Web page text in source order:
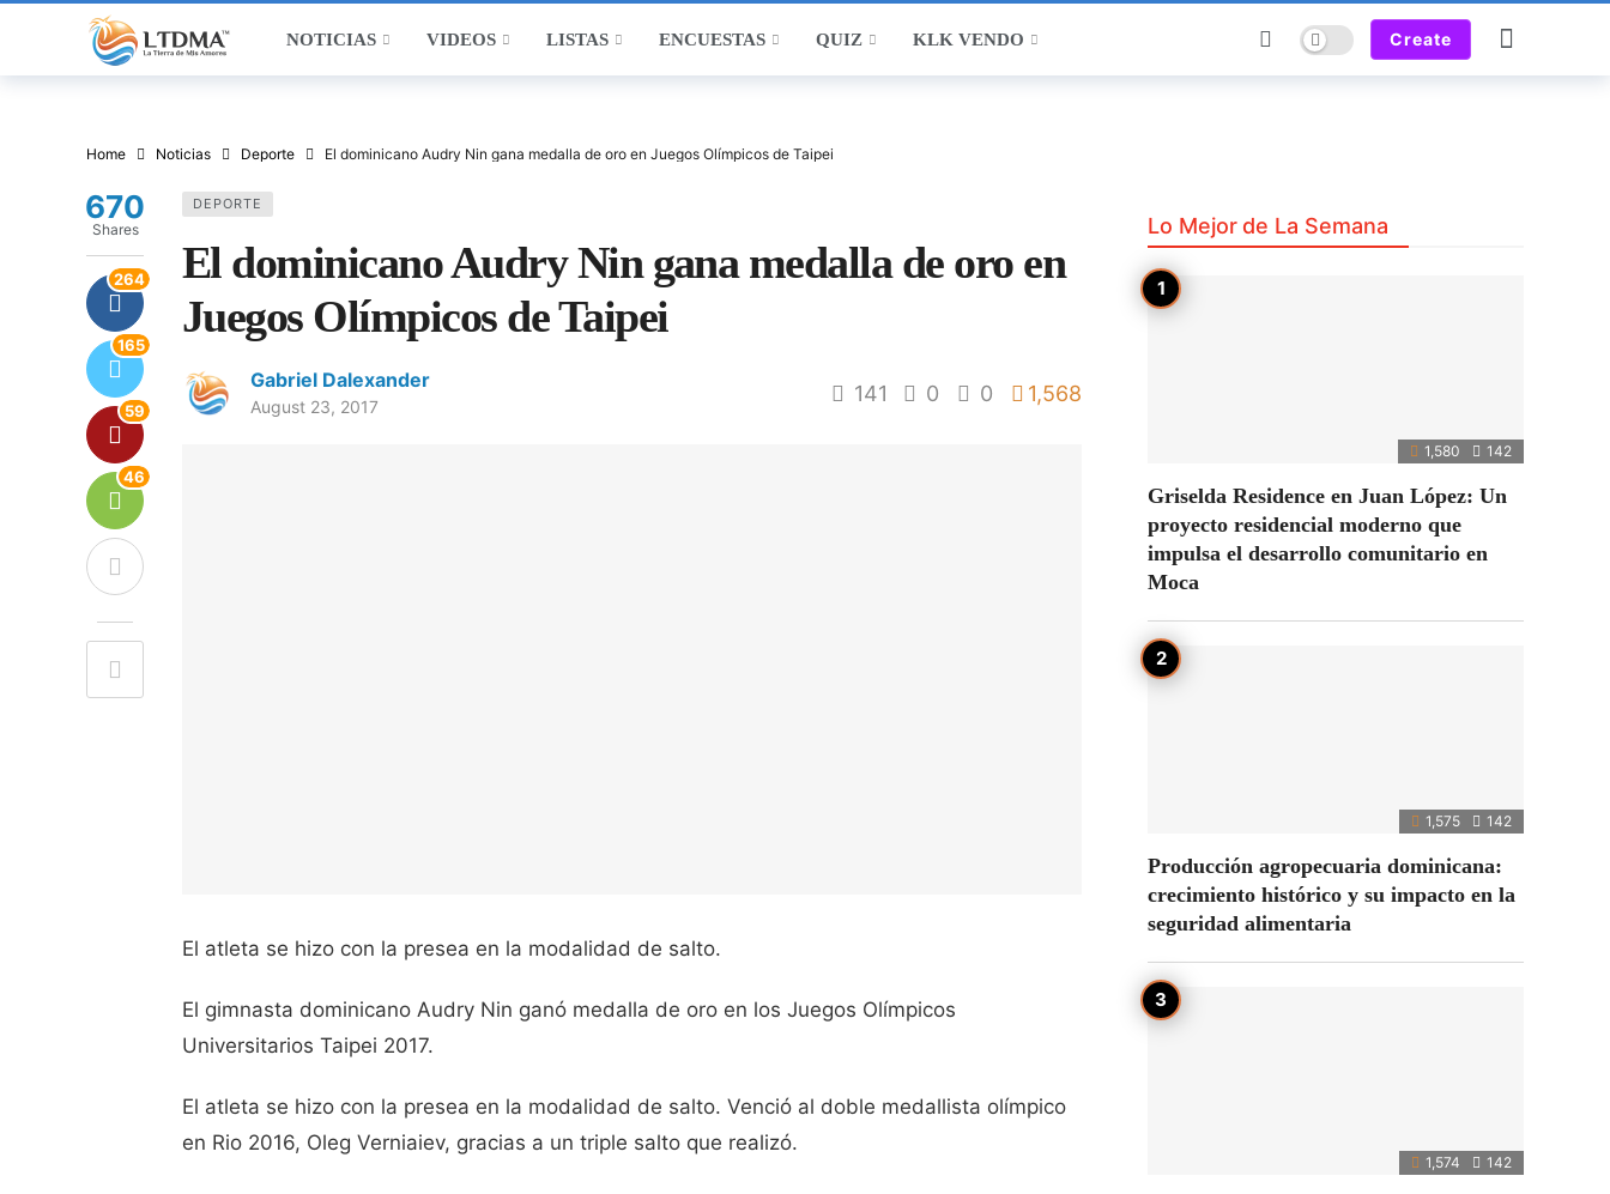
NOTICIAS VIDEOS LISTAS ENCUESTAS QUIZ KLK VENDO Dark mode Create
Home Noticias Deporte El dominicano Audry Nin gana medalla de oro en Juegos Olímpicos de Taipei
DEPORTE
El dominicano Audry Nin gana medalla de oro en
Juegos Olímpicos de Taipei
Gabriel Dalexander
August 23, 2017
141 0 0 1,568
670
Shares
264
165
59
46
El atleta se hizo con la presea en la modalidad de salto.
El gimnasta dominicano Audry Nin ganó medalla de oro en los Juegos Olímpicos
Universitarios Taipei 2017.
El atleta se hizo con la presea en la modalidad de salto. Venció al doble medallista olímpico
en Rio 2016, Oleg Verniaiev, gracias a un triple salto que realizó.
Lo Mejor de La Semana
1,580 142
Griselda Residence en Juan López: Un
proyecto residencial moderno que
impulsa el desarrollo comunitario en
Moca
1,575 142
Producción agropecuaria dominicana:
crecimiento histórico y su impacto en la
seguridad alimentaria
1,574 142